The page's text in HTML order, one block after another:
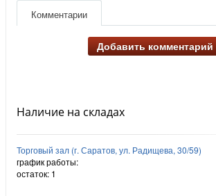
Комментарии
Добавить комментарий
Наличие на складах
Торговый зал (г. Саратов, ул. Радищева, 30/59)
график работы:
остаток: 1